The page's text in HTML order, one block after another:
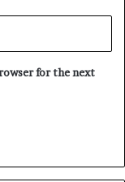
for the next